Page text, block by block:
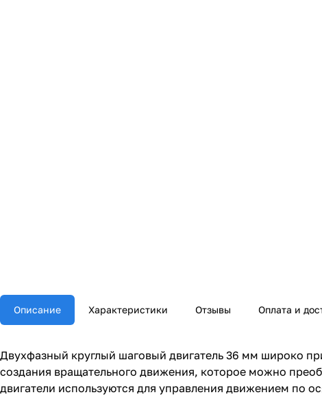
Описание Характеристики Отзывы Оплата и
Двухфазный круглый шаговый двигатель 36 мм широко
создания вращательного движения, которое можно
двигатели используются для управления движением по